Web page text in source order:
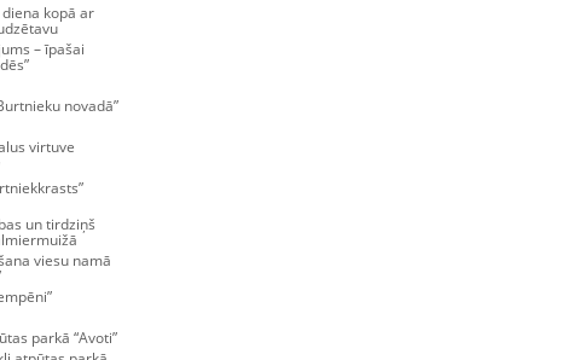
kopā ar
– īpašai
novadā”
virtuve
un tirdziņš
viesu namā
parkā “Avoti”